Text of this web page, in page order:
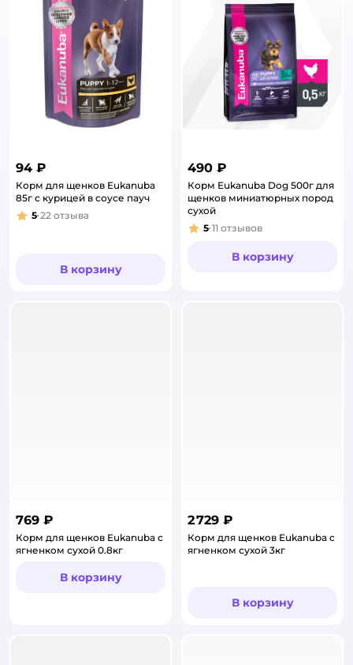
94 ₽
Корм для щенков Eukanuba
85г с курицей в соусе пауч
Рейтинг:
5 22 отзыва
В корзину
490 ₽
Корм Eukanuba Dog 500г для
щенков миниатюрных пород
сухой
Рейтинг:
5 11 отзывов
В корзину
769 ₽
Корм для щенков Eukanuba с
ягненком сухой 0.8кг
В корзину
2 729 ₽
Корм для щенков Eukanuba с
ягненком сухой 3кг
В корзину